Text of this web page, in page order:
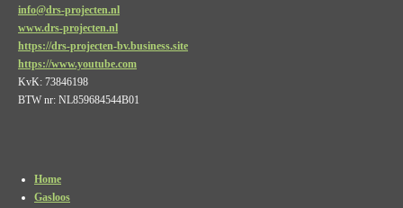
info@drs-projecten.nl
www.drs-projecten.nl
https://drs-projecten-bv.business.site
https://www.youtube.com
KvK: 73846198
BTW nr: NL859684544B01
Home
Gasloos